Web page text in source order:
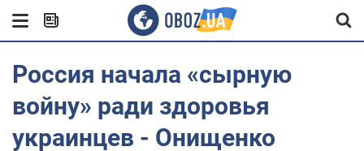
Россия начала «сырную
войну» ради здоровья
украинцев - Онищенко